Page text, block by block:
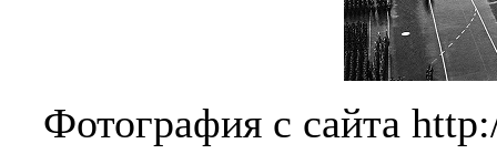
Фотография с сайта